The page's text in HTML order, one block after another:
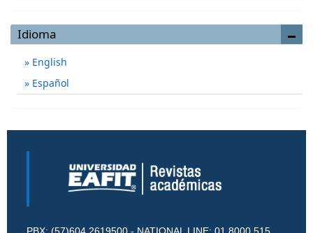
Idioma
English
Español